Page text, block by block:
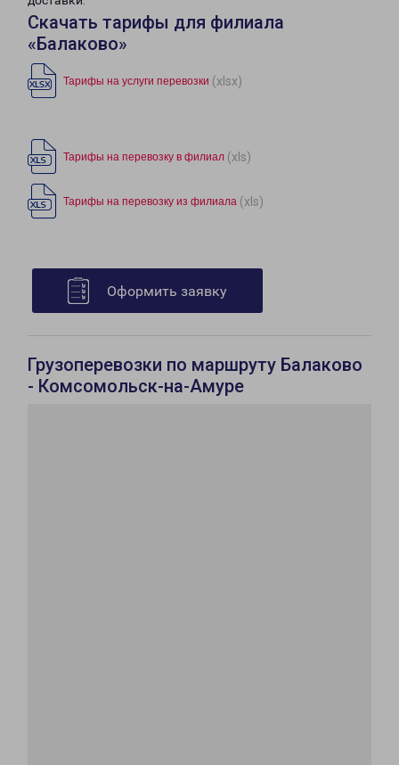
Скачать тарифы для филиала
«Балаково»
Тарифы на услуги перевозки (xlsx)
Тарифы на перевозку в филиал (xls)
Тарифы на перевозку из филиала (xls)
Оформить заявку
Грузоперевозки по маршруту Балаково
- Комсомольск-на-Амуре